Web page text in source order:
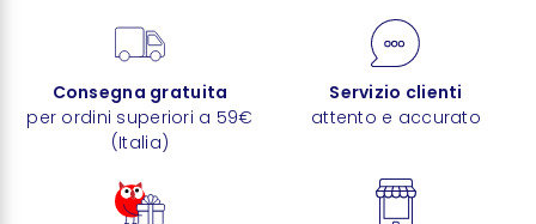
Consegna gratuita
per ordini superiori a 59€
(Italia)
Servizio clienti
attento e accurato